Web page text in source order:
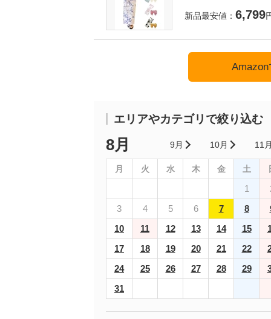
新品最安値： 6,799
エリアやカテゴリで絞り込む
8月 9月 10月 11
月 火 水 木 金 土
1
3
4 5 6 7 8
10
11 12 13 14 15
17
18 19 20 21 22
24
25 26 27 28 29
31